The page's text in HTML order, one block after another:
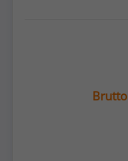
Brutto